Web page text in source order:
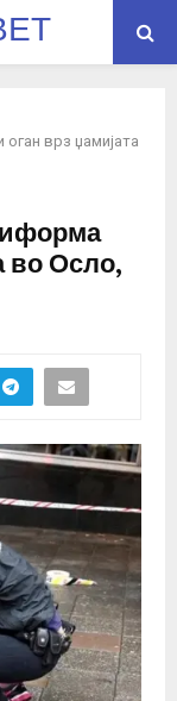
врз џамијата
во Осло,